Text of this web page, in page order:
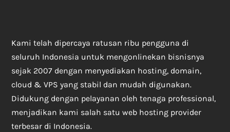
Kami telah dipercaya ratusan ribu pengguna di
seluruh Indonesia untuk mengonlinekan bisnisnya
sejak 2007 dengan menyediakan hosting, domain,
cloud & VPS yang stabil dan mudah digunakan.
Didukung dengan pelayanan oleh tenaga professional,
menjadikan kami salah satu web hosting provider
terbesar di Indonesia.